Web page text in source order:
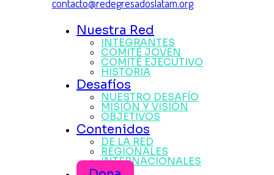
contacto@redegresadoslatam.org
Nuestra Red
INTEGRANTES
COMITÉ JOVEN
COMITÉ EJECUTIVO
HISTORIA
Desafíos
NUESTRO DESAFÍO
MISIÓN Y VISIÓN
OBJETIVOS
Contenidos
DE LA RED
REGIONALES
INTERNACIONALES